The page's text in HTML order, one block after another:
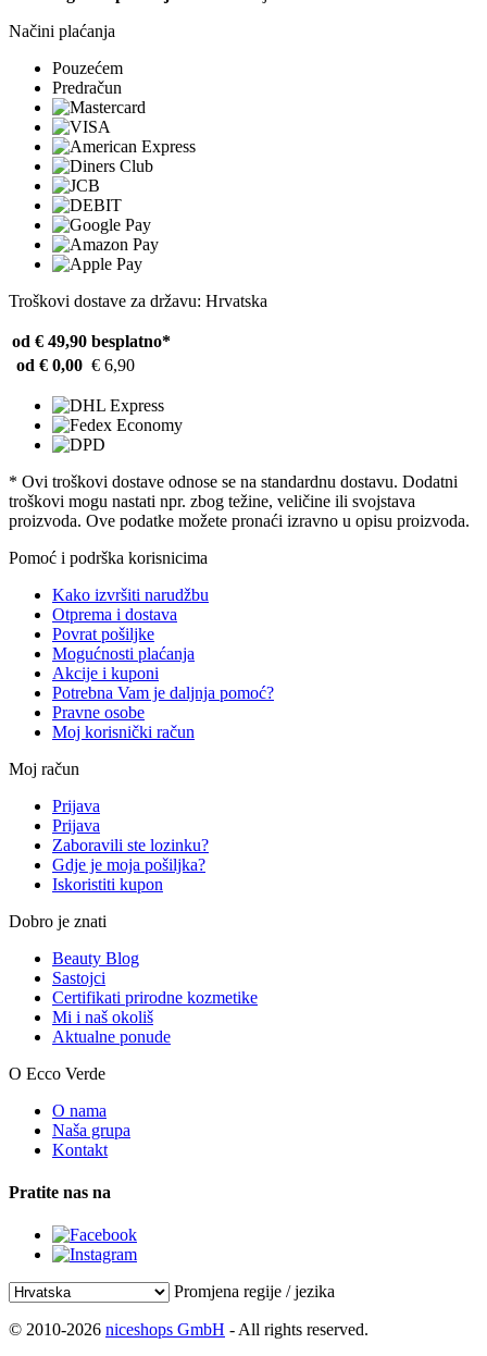
Načini plaćanja
Pouzećem
Predračun
Troškovi dostave za državu: Hrvatska
od € 49,90 besplatno*
od € 0,00 € 6,90
* Ovi troškovi dostave odnose se na standardnu ​​dostavu. Dodatni
troškovi mogu nastati npr. zbog težine, veličine ili svojstava
proizvoda. Ove podatke možete pronaći izravno u opisu proizvoda.
Pomoć i podrška korisnicima
Kako izvršiti narudžbu
Otprema i dostava
Povrat pošiljke
Mogućnosti plaćanja
Akcije i kuponi
Potrebna Vam je daljnja pomoć?
Pravne osobe
Moj korisnički račun
Moj račun
Prijava
Prijava
Zaboravili ste lozinku?
Gdje je moja pošiljka?
Iskoristiti kupon
Dobro je znati
Beauty Blog
Sastojci
Certifikati prirodne kozmetike
Mi i naš okoliš
Aktualne ponude
O Ecco Verde
O nama
Naša grupa
Kontakt
Pratite nas na
Promjena regije / jezika
© 2010-2026 niceshops GmbH - All rights reserved.